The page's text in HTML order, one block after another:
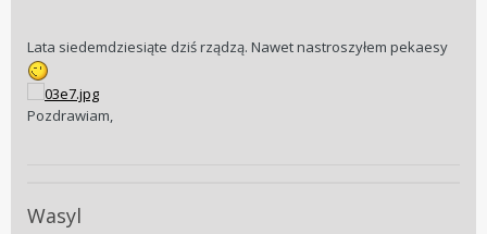
Lata siedemdziesiąte dziś rządzą. Nawet nastroszyłem pekaesy
Pozdrawiam,
Wasyl